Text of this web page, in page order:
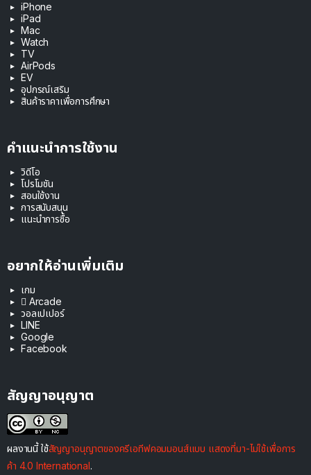
iPhone
iPad
Mac
Watch
TV
AirPods
EV
อุปกรณ์เสริม
สินค้าราคาเพื่อการศึกษา
คำแนะนำการใช้งาน
วิดีโอ
โปรโมชัน
สอนใช้งาน
การสนับสนุน
แนะนำการซื้อ
อยากให้อ่านเพิ่มเติม
เกม
 Arcade
วอลเปเปอร์
LINE
Google
Facebook
สัญญาอนุญาต
ผลงานนี้ ใช้สัญญาอนุญาตของครีเอทีฟคอมมอนส์แบบ แสดงที่มา-ไม่ใช้เพื่อการ
ค้า 4.0 International .